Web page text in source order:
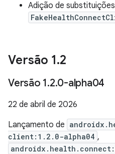
Adição de
Versão 1.2
Versão 1.2.0-alpha04
22 de abril de 2026
Lançamento de
client:1.2.0-alpha04 ,